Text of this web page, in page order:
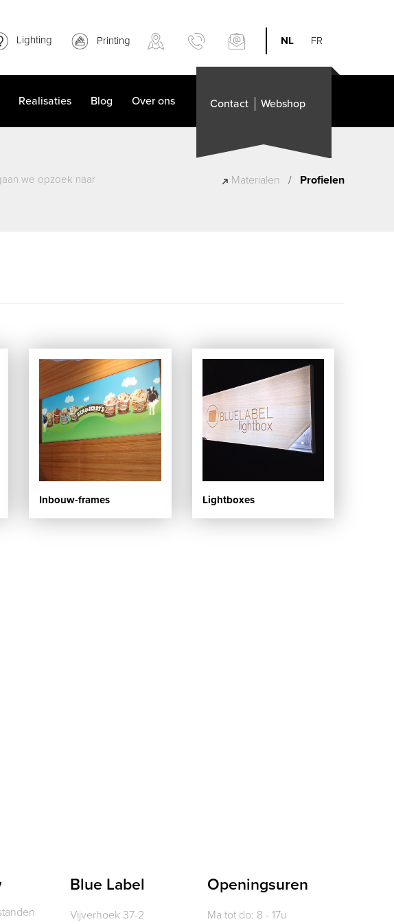
Lighting Printing NL FR
Contact Webshop
Realisaties Blog Over ons
we opzoek naar
Materialen / Profielen
Inbouw-frames Lightboxes
Blue Label
Vijverhoek 37-2
Openingsuren
Ma tot do: 8 - 17u